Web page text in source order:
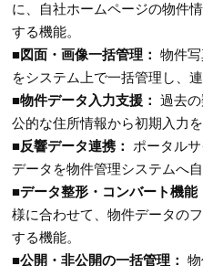
に、自社ホームページの物件
する機能。
■図面・画像一括管理： 物件
をシステム上で一括管理し、
■物件データ入力支援： 過去
公的な住所情報から初期入力
■反響データ連携：
ポータル
データを物件管理システムへ
■データ整形・コンバート機能
様に合わせて、物件データの
する機能。
■公開・非公開の一括管理：